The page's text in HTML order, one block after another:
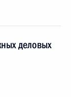
деловых